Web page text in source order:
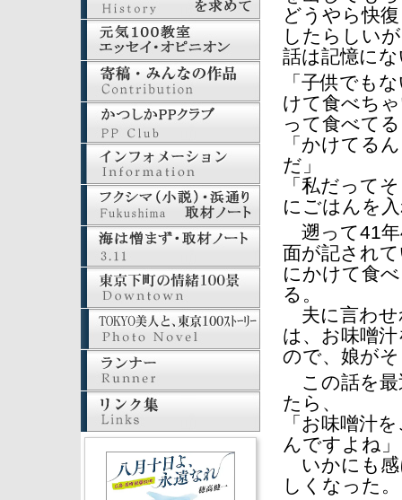
どうやら快
したらしい
話は記憶に
「子供でも
けて食べち
って食べて
「かけてる
だ」
「私だって
にごはんを
遡って41年
面が記され
にかけて食
る。
夫に言わせ
は、お味噌
ので、娘が
この話を最
たら、
「お味噌汁
んですよね」
いかにも感
しくなった。